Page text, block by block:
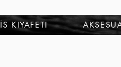
İS KIYAFETI